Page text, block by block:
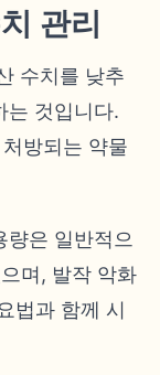
관리
수치를 낮추
는 것입니다.
방되는 약물
량은 일반적으
며, 발작 악화
법과 함께 시